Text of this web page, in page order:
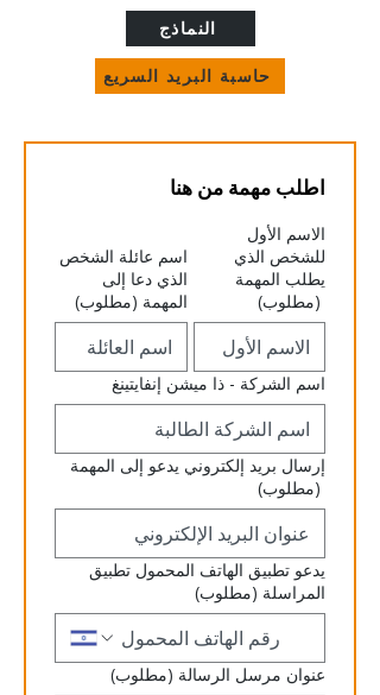
النماذج
حاسبة البريد السريع
اطلب مهمة من هنا
الاسم الأول
للشخص الذي
يطلب المهمة
(مطلوب)
اسم عائلة الشخص
الذي دعا إلى
المهمة (مطلوب)
اسم الشركة - ذا ميشن إنفايتينغ
إرسال بريد إلكتروني يدعو إلى المهمة
(مطلوب)
يدعو تطبيق الهاتف المحمول تطبيق
المراسلة (مطلوب)
عنوان مرسل الرسالة (مطلوب)